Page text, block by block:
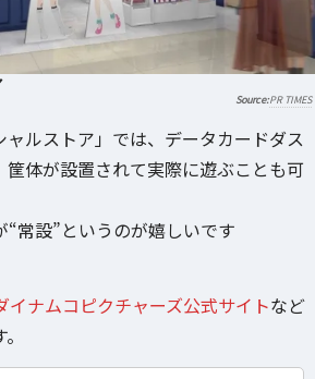
PR TIMES
ャルストア」では、データカードダス
筐体が設置されて実際に遊ぶことも可
常設”というのが嬉しいです
イナムコピクチャーズ公式サイトなど